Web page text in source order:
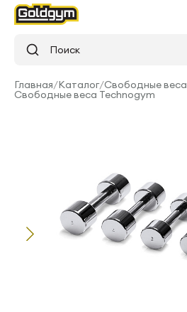
Поиск
Главная/Каталог/Свободные веса
Свободные веса Technogym